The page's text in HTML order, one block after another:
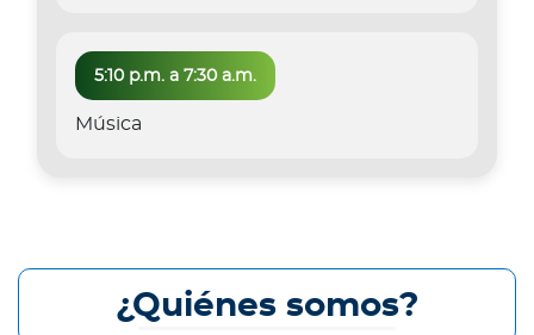
5:10 p.m. a 7:30 a.m.
Música
¿Quiénes somos?